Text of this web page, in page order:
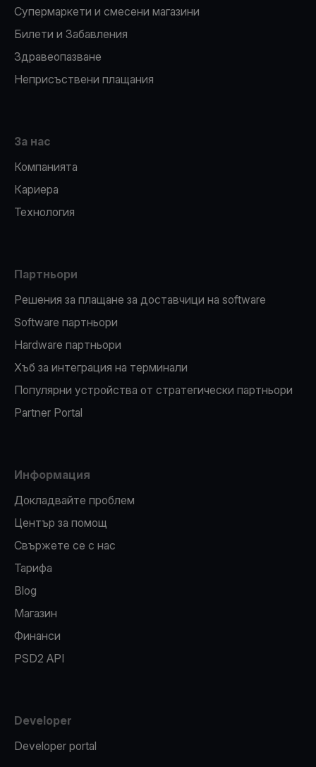
Супермаркети и смесени магазини
Билети и Забавления
Здравеопазване
Неприсъствени плащания
За нас
Компанията
Кариера
Технология
Партньори
Решения за плащане за доставчици на software
Software партньори
Hardware партньори
Хъб за интеграция на терминали
Популярни устройства от стратегически партньори
Partner Portal
Информация
Докладвайте проблем
Център за помощ
Свържете се с нас
Тарифа
Blog
Магазин
Финанси
PSD2 API
Developer
Developer portal